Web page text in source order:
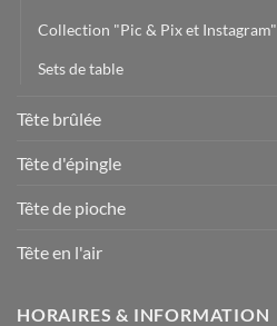
Collection "Pic & Pix et Instagram"
Sets de table
Tête brûlée
Tête d'épingle
Tête de pioche
Tête en l'air
HORAIRES & INFORMATION